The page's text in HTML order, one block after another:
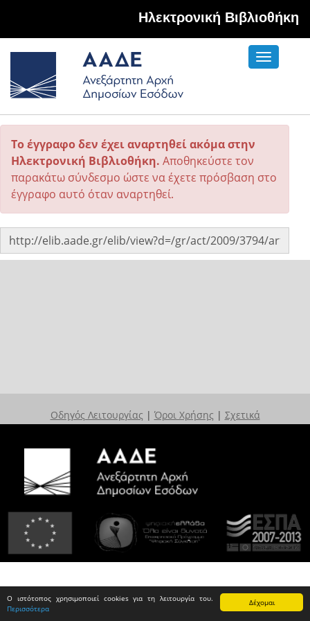
Δέχομαι
Ο ιστότοπος χρησιμοποιεί cookies για τη λειτουργία του.
Περισσότερα
Hλεκτρονική Βιβλιοθήκη
Toggle
Το έγγραφο δεν έχει αναρτηθεί ακόμα στην
Ηλεκτρονική Βιβλιοθήκη. Αποθηκεύστε τον
παρακάτω σύνδεσμο ώστε να έχετε πρόσβαση στο
έγγραφο αυτό όταν αναρτηθεί.
Οδηγός Λειτουργίας | Όροι Χρήσης | Σχετικά